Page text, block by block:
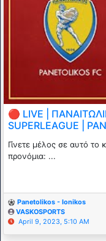
🔴 LIVE |
SUPERLEΑGUE |
Γίνετε μέλος σε αυτό
προνόμια: ...
Panetolikos - Ionikos
VASKOSPORTS
April 9, 2023, 5:10 AM